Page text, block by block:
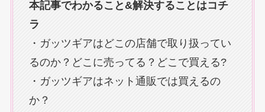
本記事でわかること&解決することはコチ
ラ
・ガッツギアはどこの店舗で取り扱ってい
るのか？どこに売ってる？どこで買える?
・ガッツギアはネット通販では買えるの
か？